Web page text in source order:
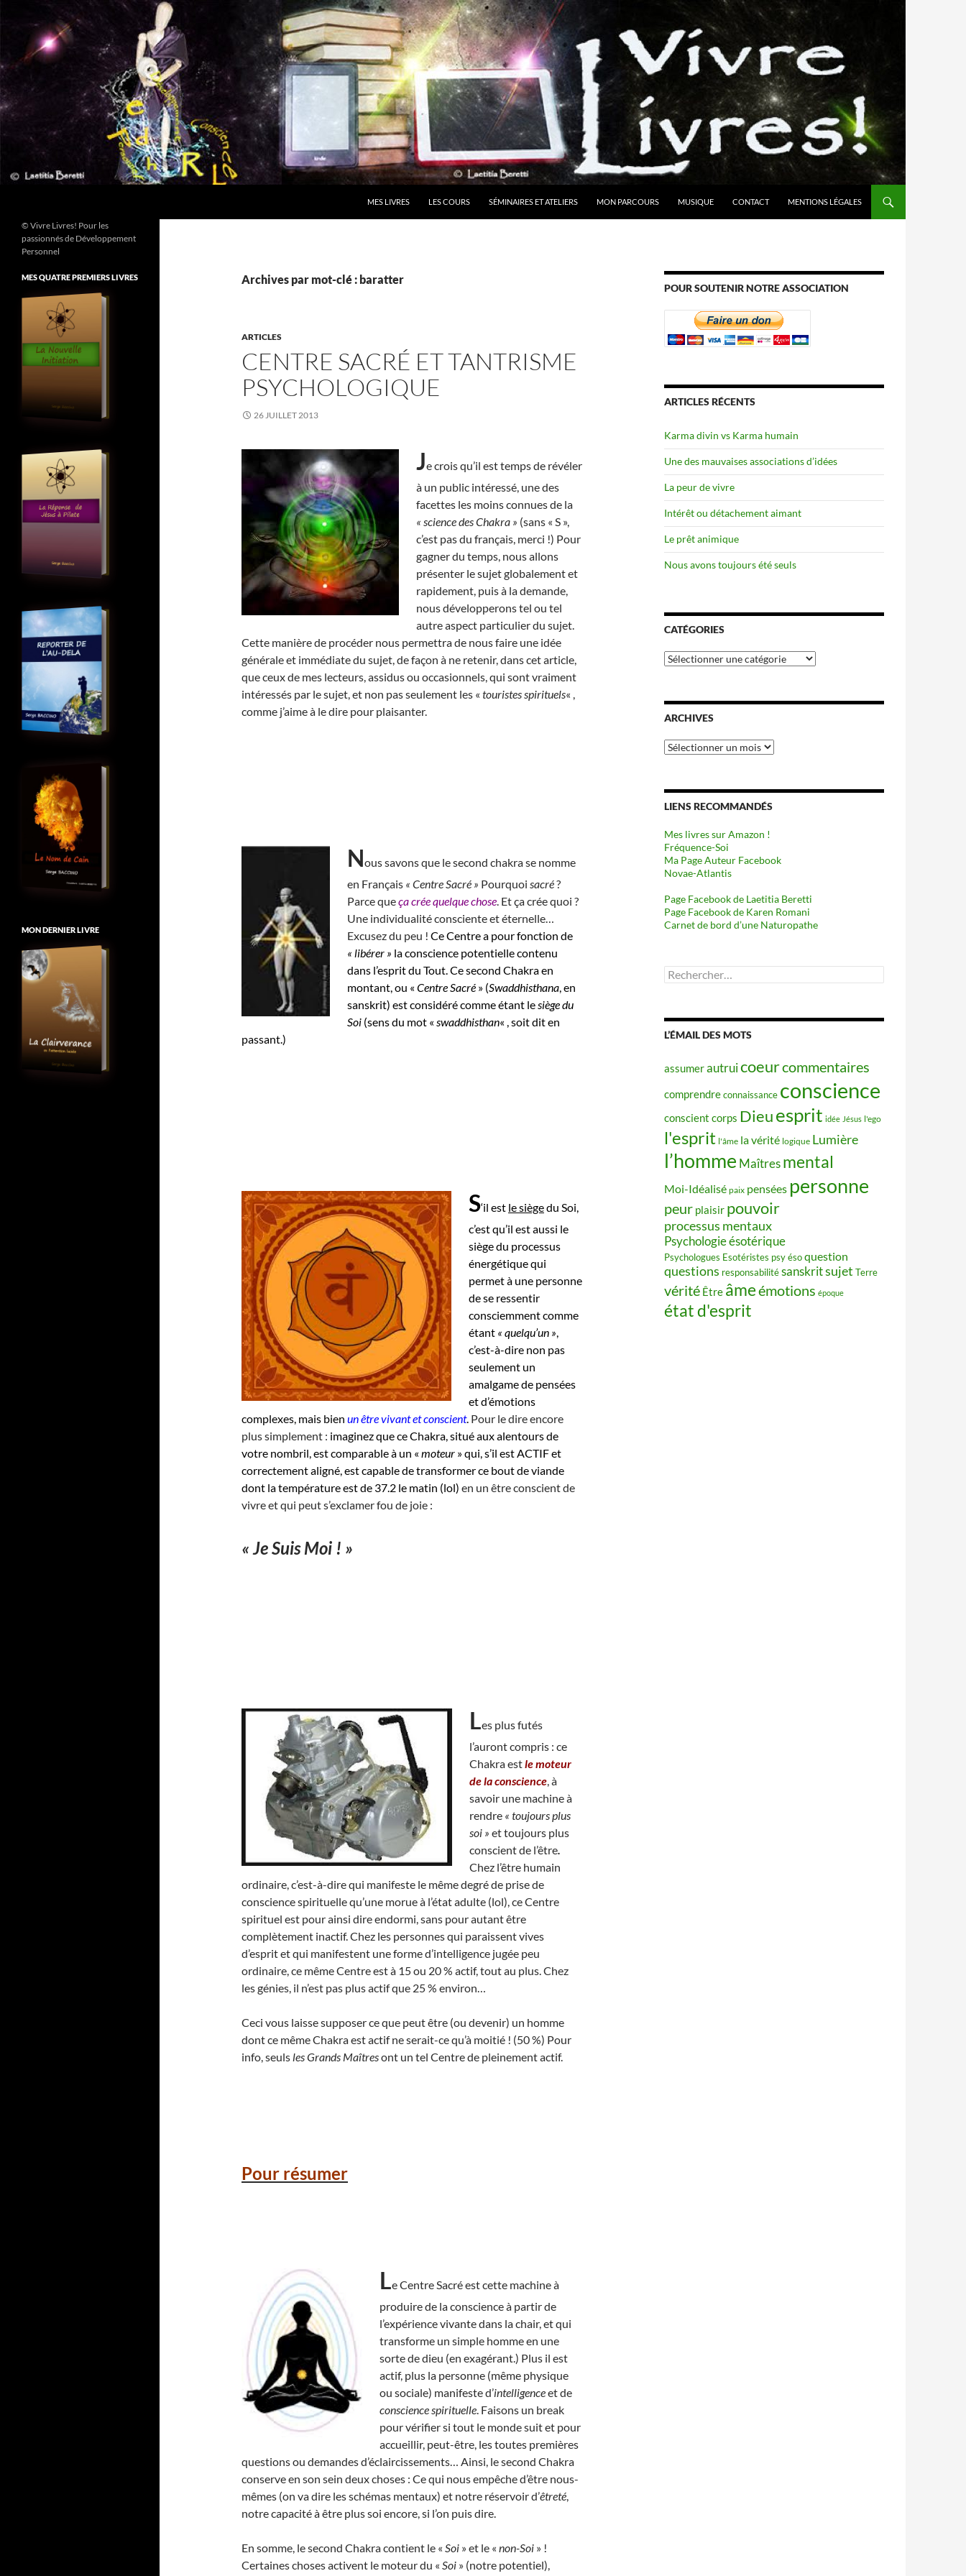
contenu
MES LIVRES LES COURS SÉMINAIRES ET ATELIERS MON PARCOURS MUSIQUE CONTACT MENTIONS LÉGALES
Archives par mot-clé : baratter
ARTICLES
CENTRE SACRÉ ET TANTRISME
PSYCHOLOGIQUE
26 JUILLET 2013
Je crois qu’il est temps de révéler
à un public intéressé, une des
facettes les moins connues de la
« science des Chakra » (sans « S »,
c’est pas du français, merci !) Pour
gagner du temps, nous allons
présenter le sujet globalement et
rapidement, puis à la demande,
nous développerons tel ou tel
autre aspect particulier du sujet.
Cette manière de procéder nous permettra de nous faire une idée
générale et immédiate du sujet, de façon à ne retenir, dans cet article,
que ceux de mes lecteurs, assidus ou occasionnels, qui sont vraiment
intéressés par le sujet, et non pas seulement les « touristes spirituels« ,
comme j’aime à le dire pour plaisanter.
Nous savons que le second chakra se nomme
en Français « Centre Sacré » Pourquoi sacré?
Parce queça crée quelque chose. Et ça crée quoi ?
Une individualité consciente et éternelle…
Excusez du peu ! Ce Centre a pour fonction de
« libérer » la conscience potentielle contenu
dans l’esprit du Tout.Ce second Chakra en
montant, ou « Centre Sacré » (Swaddhisthana, en
sanskrit) est considéré comme étant lesiège du
Soi (sens du mot « swaddhisthan« , soit dit en
passant.)
S‘il est le siègedu Soi,
c’est qu’il est aussi le
siège du processus
énergétique qui
permet à une personne
de se ressentir
consciemment comme
étant « quelqu’un »,
c’est-à-dire non pas
seulement un
amalgame de pensées
et d’émotions
complexes, mais bien un être vivant et conscient. Pour le dire encore
plus simplement : imaginez que ce Chakra, situé aux alentours de
votre nombril, est comparable à un « moteur » qui, s’il est ACTIF et
correctement aligné, est capable de transformer ce bout de viande
dont la température est de 37.2 le matin (lol) en un être conscient de
vivre et qui peut s’exclamer fou de joie :
« Je Suis Moi ! »
Les plus futés
l’auront compris : ce
Chakra estle moteur
de la conscience, à
savoir une machine à
rendre « toujours plus
soi » et toujours plus
conscient de l’être.
Chez l’être humain
ordinaire, c’est-à-dire qui manifeste le même degré de prise de
conscience spirituelle qu’une morue à l’état adulte (lol), ce Centre
spirituel est pour ainsi dire endormi, sans pour autant être
complètement inactif. Chez les personnes qui paraissent vives
d’esprit et qui manifestent une forme d’intelligence jugée peu
ordinaire, ce même Centre est à 15 ou 20 % actif, tout au plus. Chez
les génies, il n’est pas plus actif que 25 % environ…
Ceci vous laisse supposer ce que peut être (ou devenir) un homme
dont ce même Chakra est actif ne serait-ce qu’à moitié ! (50 %) Pour
info, seuls les Grands Maîtresont un tel Centre de pleinement actif.
Pour résumer
Le Centre Sacré est cette machine à
produire de la conscience à partir de
l’expérience vivante dans la chair, et qui
transforme un simple homme en une
sorte de dieu (en exagérant.) Plus il est
actif, plus la personne (même physique
ou sociale) manifeste d’intelligenceet de
conscience spirituelle. Faisons un break
pour vérifier si tout le monde suit et pour
accueillir, peut-être, les toutes premières
questions ou demandes d’éclaircissements… Ainsi, le second Chakra
conserve en son sein deux choses : Ce qui nous empêche d’être nous-
mêmes (on va dire les schémas mentaux) et notre réservoir d’êtreté,
notre capacité à être plus soi encore, si l’on puis dire.
En somme, le second Chakra contient le « Soi » et le « non-Soi » !
Certaines choses activent le moteur du « Soi » (notre potentiel),
POUR SOUTENIR NOTRE ASSOCIATION
ARTICLES RÉCENTS
Karma divin vs Karma humain
Une des mauvaises associations d’idées
La peur de vivre
Intérêt ou détachement aimant
Le prêt animique
Nous avons toujours été seuls
CATÉGORIES
Catégories
ARCHIVES
Archives
LIENS RECOMMANDÉS
Mes livres sur Amazon !
Fréquence-Soi
Ma Page Auteur Facebook
Novae-Atlantis
Page Facebook de Laetitia Beretti
Page Facebook de Karen Romani
Carnet de bord d’une Naturopathe
Rechercher :
L’ÉMAIL DES MOTS
assumerautruicoeurcommentaires
comprendreconnaissance conscience
conscient corps Dieuesprit idée Jésus l'ego
l'esprit l'âme la vérité logique Lumière
l’homme Maîtres mental
Moi-Idéalisé paix pensées personne
peur plaisir pouvoir
processus mentaux
Psychologie ésotérique
Psychologues Esotéristes psy ésoquestion
questions responsabilitésanskritsujet Terre
vérité Être âmeémotions époque
état d'esprit
© Vivre Livres! Pour les
passionnés de Développement
Personnel
MES QUATRE PREMIERS LIVRES
MON DERNIER LIVRE